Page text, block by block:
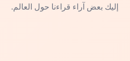
إليك بعض آراء قراءنا حول العالم.